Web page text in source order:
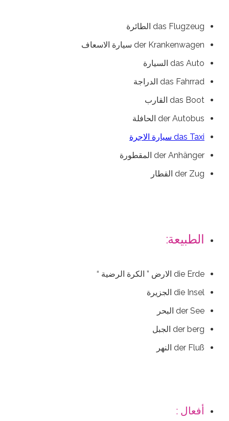
das Flugzeug الطائرة
der Krankenwagen سيارة الاسعاف
das Auto السيارة
das Fahrrad الدراجة
das Boot القارب
der Autobus الحافلة
das Taxi سيارة الاجرة
der Anhänger المقطورة
der Zug القطار
الطبيعة:
die Erde الارض ” الكرة الرضية “
die Insel الجزيرة
der See البحر
der berg الجبل
der Fluß النهر
أفعال :